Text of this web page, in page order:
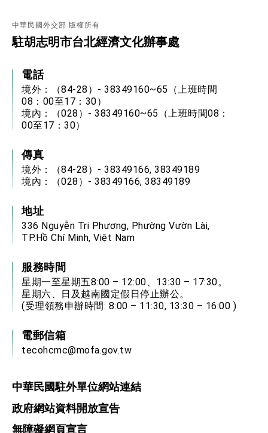
我國政府將在美國亞利桑納州設立「駐鳳凰城辦
事處」，進一步深化台美交流合作
中華民國外交部 版權所有
駐胡志明市台北經濟文化辦事處
電話
境外：（84-28）- 38349160~65（上班時間
08：00至17：30）
境內：（028）- 38349160~65（上班時間08：
00至17：30）
傳真
境外：（84-28）- 38349166, 38349189
境內：（028）- 38349166, 38349189
地址
336 Nguyễn Tri Phương, Phường Vườn Lài,
TP.Hồ Chí Minh, Việt Nam
服務時間
星期一至星期五8:00 – 12:00、13:30 – 17:30。
星期六、日及越南國定假日停止辦公。
(受理領務申辦時間: 8:00 – 11:30, 13:30 – 16:00 )
電郵信箱
tecohcmc@mofa.gov.tw
中華民國駐外單位網站連結
政府網站資料開放宣告
無障礙網頁宣言